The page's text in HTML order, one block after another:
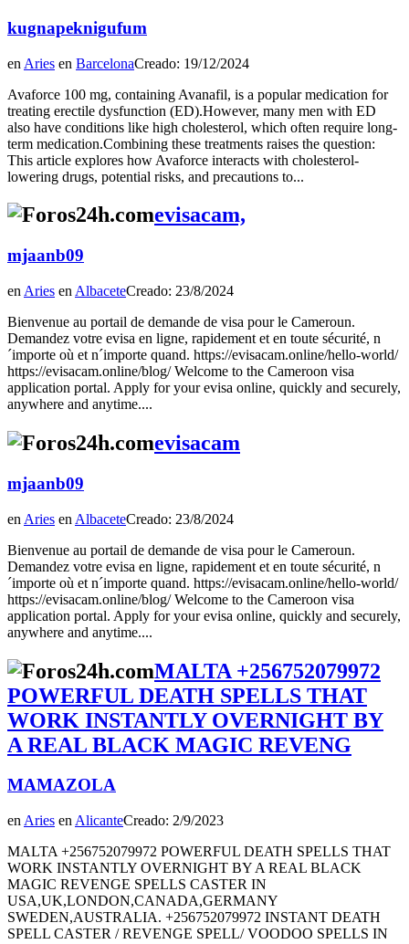
kugnapeknigufum
en Aries en BarcelonaCreado: 19/12/2024
Avaforce 100 mg, containing Avanafil, is a popular medication for
treating erectile dysfunction (ED).However, many men with ED
also have conditions like high cholesterol, which often require long-
term medication.Combining these treatments raises the question:
This article explores how Avaforce interacts with cholesterol-
lowering drugs, potential risks, and precautions to...
evisacam,
mjaanb09
en Aries en AlbaceteCreado: 23/8/2024
Bienvenue au portail de demande de visa pour le Cameroun.
Demandez votre evisa en ligne, rapidement et en toute sécurité, n
´importe où et n´importe quand. https://evisacam.online/hello-world/
https://evisacam.online/blog/ Welcome to the Cameroon visa
application portal. Apply for your evisa online, quickly and securely,
anywhere and anytime....
evisacam
mjaanb09
en Aries en AlbaceteCreado: 23/8/2024
Bienvenue au portail de demande de visa pour le Cameroun.
Demandez votre evisa en ligne, rapidement et en toute sécurité, n
´importe où et n´importe quand. https://evisacam.online/hello-world/
https://evisacam.online/blog/ Welcome to the Cameroon visa
application portal. Apply for your evisa online, quickly and securely,
anywhere and anytime....
MALTA +256752079972
POWERFUL DEATH SPELLS THAT
WORK INSTANTLY OVERNIGHT BY
A REAL BLACK MAGIC REVENG
MAMAZOLA
en Aries en AlicanteCreado: 2/9/2023
MALTA +256752079972 POWERFUL DEATH SPELLS THAT
WORK INSTANTLY OVERNIGHT BY A REAL BLACK
MAGIC REVENGE SPELLS CASTER IN
USA,UK,LONDON,CANADA,GERMANY
SWEDEN,AUSTRALIA. +256752079972 INSTANT DEATH
SPELL CASTER / REVENGE SPELL/ VOODOO SPELLS IN